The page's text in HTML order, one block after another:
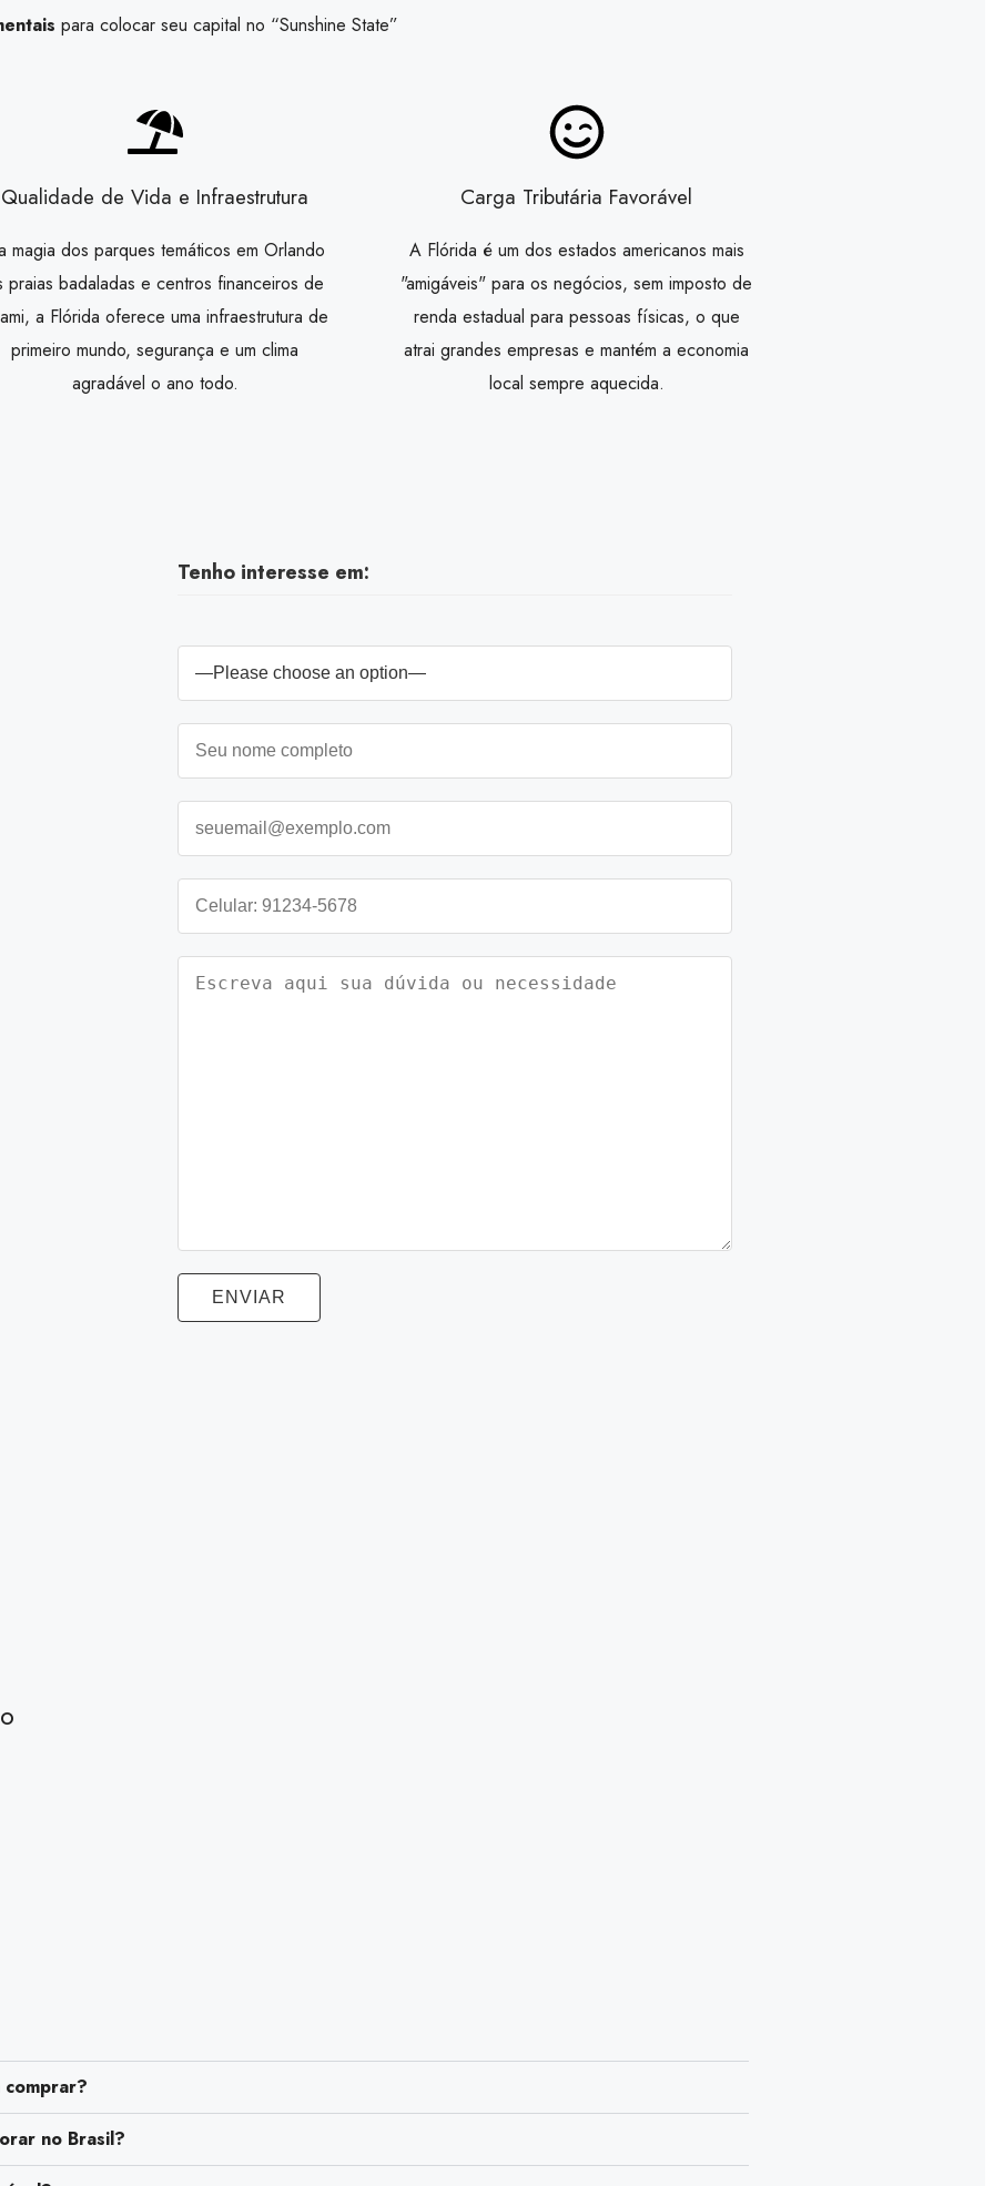
para colocar seu capital no “Sunshine State”
Qualidade de Vida e Infraestrutura
magia dos parques temáticos em Orlando
praias badaladas e centros financeiros de
a Flórida oferece uma infraestrutura de
primeiro mundo, segurança e um clima
agradável o ano todo.
Carga Tributária Favorável
A Flórida é um dos estados americanos mais
"amigáveis" para os negócios, sem imposto de
renda estadual para pessoas físicas, o que
atrai grandes empresas e mantém a economia
local sempre aquecida.
Tenho interesse em:
no Brasil?